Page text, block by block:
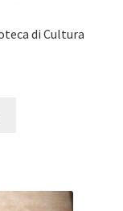
di Cultura